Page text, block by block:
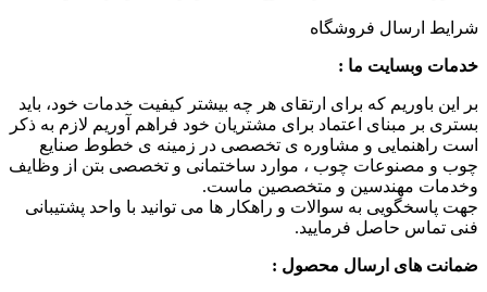
شرایط ارسال فروشگاه
خدمات وبسایت ما :
بر این باوریم که برای ارتقای هر چه بیشتر کیفیت خدمات خود، باید
بستری بر مبنای اعتماد برای مشتریان خود فراهم آوریم لازم به ذکر
است راهنمایی و مشاوره ی تخصصی در زمینه ی خطوط صنایع
چوب و مصنوعات چوب ، موارد ساختمانی و تخصصی بتن از وظایف
وخدمات مهندسین و متخصصین ماست.
جهت پاسخگویی به سوالات و راهکار ها می توانید با واحد پشتیبانی
فنی تماس حاصل فرمایید.
ضمانت های ارسال محصول :